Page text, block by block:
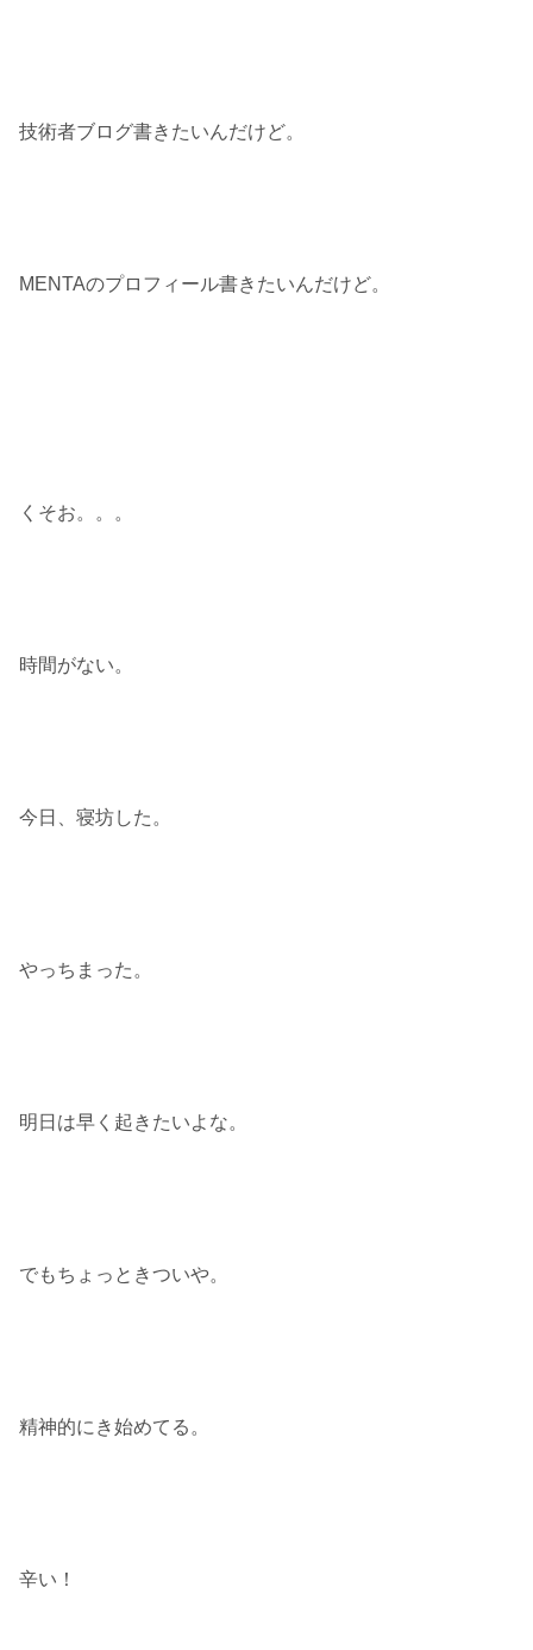
技術者ブログ書きたいんだけど。
MENTAのプロフィール書きたいんだけど。
くそお。。。
時間がない。
今日、寝坊した。
やっちまった。
明日は早く起きたいよな。
でもちょっときついや。
精神的にき始めてる。
辛い！